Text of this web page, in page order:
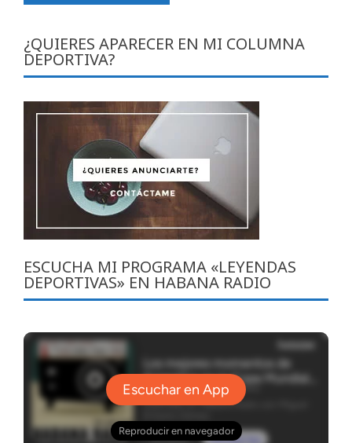
¿QUIERES APARECER EN MI COLUMNA
DEPORTIVA?
ESCUCHA MI PROGRAMA «LEYENDAS
DEPORTIVAS» EN HABANA RADIO